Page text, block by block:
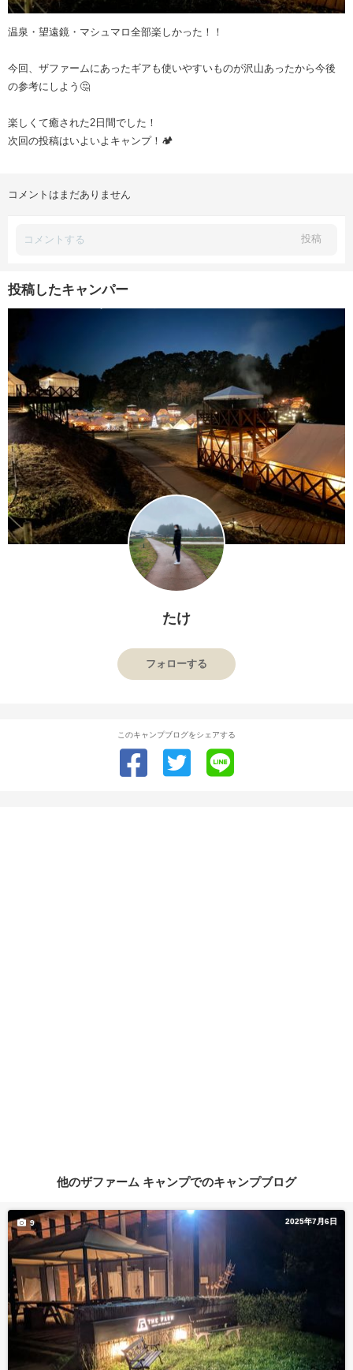
温泉・望遠鏡・マシュマロ全部楽しかった！！
今回、ザファームにあったギアも使いやすいものが沢山あったから今後
の参考にしよう🤔
楽しくて癒された2日間でした！
次回の投稿はいよいよキャンプ！🏕
コメントはまだありません
投稿
投稿したキャンパー
たけ
フォローする
このキャンプブログをシェアする
他のザファーム キャンプでのキャンプブログ
2025年7月6日
9